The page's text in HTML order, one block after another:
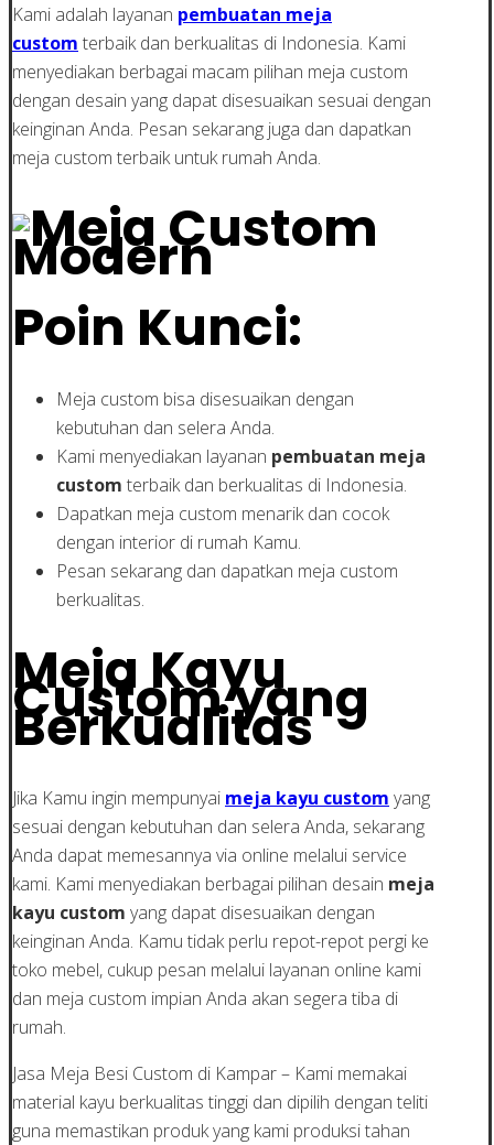
Kami adalah layanan pembuatan meja
custom terbaik dan berkualitas di Indonesia. Kami
menyediakan berbagai macam pilihan meja custom
dengan desain yang dapat disesuaikan sesuai dengan
keinginan Anda. Pesan sekarang juga dan dapatkan
meja custom terbaik untuk rumah Anda.
Poin Kunci:
Meja custom bisa disesuaikan dengan
kebutuhan dan selera Anda.
Kami menyediakan layanan pembuatan meja
custom terbaik dan berkualitas di Indonesia.
Dapatkan meja custom menarik dan cocok
dengan interior di rumah Kamu.
Pesan sekarang dan dapatkan meja custom
berkualitas.
Meja Kayu
Custom yang
Berkualitas
Jika Kamu ingin mempunyai meja kayu custom yang
sesuai dengan kebutuhan dan selera Anda, sekarang
Anda dapat memesannya via online melalui service
kami. Kami menyediakan berbagai pilihan desain meja
kayu custom yang dapat disesuaikan dengan
keinginan Anda. Kamu tidak perlu repot-repot pergi ke
toko mebel, cukup pesan melalui layanan online kami
dan meja custom impian Anda akan segera tiba di
rumah.
Jasa Meja Besi Custom di Kampar – Kami memakai
material kayu berkualitas tinggi dan dipilih dengan teliti
guna memastikan produk yang kami produksi tahan